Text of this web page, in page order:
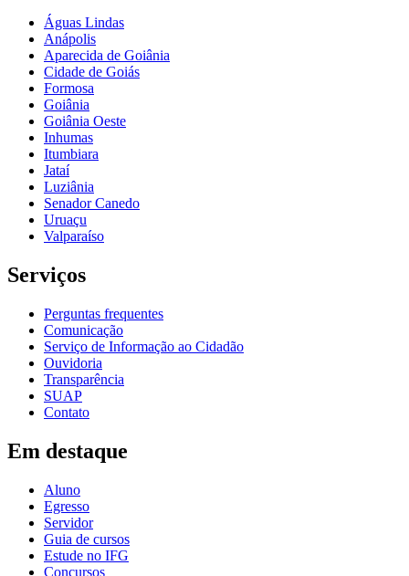
Águas Lindas
Anápolis
Aparecida de Goiânia
Cidade de Goiás
Formosa
Goiânia
Goiânia Oeste
Inhumas
Itumbiara
Jataí
Luziânia
Senador Canedo
Uruaçu
Valparaíso
Serviços
Perguntas frequentes
Comunicação
Serviço de Informação ao Cidadão
Ouvidoria
Transparência
SUAP
Contato
Em destaque
Aluno
Egresso
Servidor
Guia de cursos
Estude no IFG
Concursos